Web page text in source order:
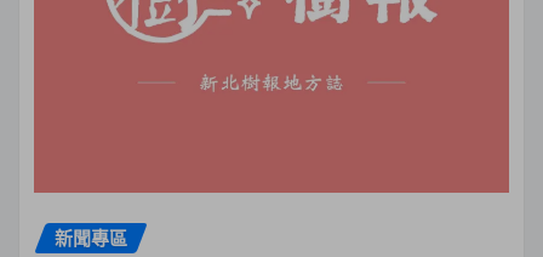
新聞專區